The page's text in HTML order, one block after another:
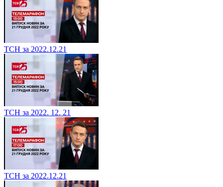
ТСН за 2022.12.21
ТСН за 2022. 12. 21
ТСН за 2022.12.21